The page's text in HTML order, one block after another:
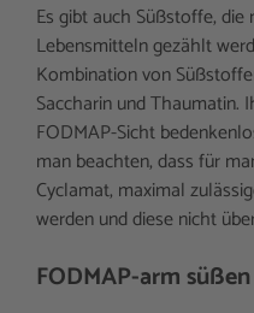
Es gibt auch Süßstoffe,
Lebensmitteln gezählt
Kombination von
Saccharin und Thaumatin.
FODMAP-Sicht
man beachten, dass für
Cyclamat, maximal
werden und diese nicht
FODMAP-arm